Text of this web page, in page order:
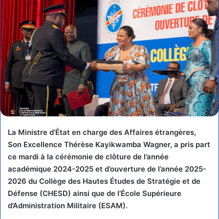
La Ministre d’État en charge des Affaires étrangères,
Son Excellence Thérèse Kayikwamba Wagner, a pris part
ce mardi à la cérémonie de clôture de l’année
académique 2024-2025 et d’ouverture de l’année 2025-
2026 du Collège des Hautes Études de Stratégie et de
Défense (CHESD) ainsi que de l’École Supérieure
d’Administration Militaire (ESAM).